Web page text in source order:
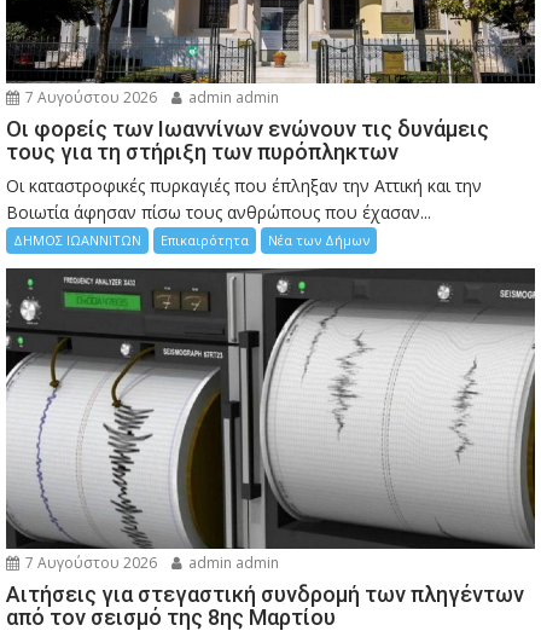
7 Αυγούστου 2026 admin admin
Οι φορείς των Ιωαννίνων ενώνουν τις δυνάμεις
τους για τη στήριξη των πυρόπληκτων
Οι καταστροφικές πυρκαγιές που έπληξαν την Αττική και την
Bοιωτία άφησαν πίσω τους ανθρώπους που έχασαν...
ΔΗΜΟΣ ΙΩΑΝΝΙΤΩΝ Επικαιρότητα Νέα των Δήμων
7 Αυγούστου 2026 admin admin
Αιτήσεις για στεγαστική συνδρομή των πληγέντων
από τον σεισμό της 8ης Μαρτίου